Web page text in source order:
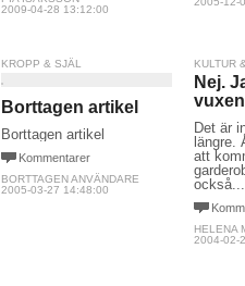
2009-04-28 13:12:00
KROPP & SJÄL
Borttagen artikel
Borttagen artikel
Kommentarer
BORTTAGEN ANVÄNDARE
2005-03-27 14:48:00
KULTUR
Nej.
Det är
längre.
att
också...
HELENA
2004-02-